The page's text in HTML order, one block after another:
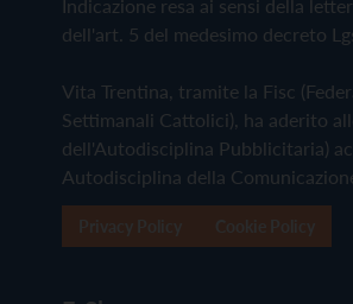
Indicazione resa ai sensi della
dell'art. 5 del medesimo decreto
Vita Trentina, tramite la Fisc
Settimanali Cattolici), ha aderito
dell'Autodisciplina Pubblicitaria)
Autodisciplina della